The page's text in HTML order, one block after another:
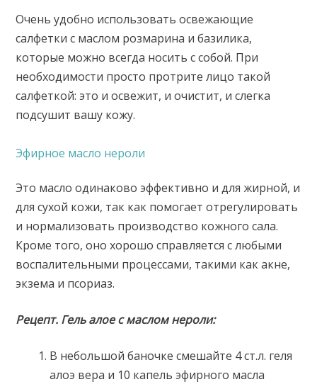
Очень удобно использовать освежающие
салфетки с маслом розмарина и базилика,
которые можно всегда носить с собой. При
необходимости просто протрите лицо такой
салфеткой: это и освежит, и очистит, и слегка
подсушит вашу кожу.
Эфирное масло нероли
Это масло одинаково эффективно и для жирной, и
для сухой кожи, так как помогает отрегулировать
и нормализовать производство кожного сала.
Кроме того, оно хорошо справляется с любыми
воспалительными процессами, такими как акне,
экзема и псориаз.
Рецепт. Гель алое с маслом нероли:
В небольшой баночке смешайте 4 ст.л. геля
алоэ вера и 10 капель эфирного масла